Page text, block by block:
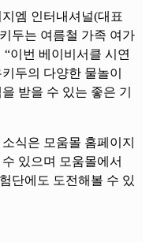
엠 인터내셔널(대표
두는 여름철 가족 여가
이번 베이비서클 시연
두의 다양한 물놀이
받을 수 있는 좋은 기
식은 모움몰 홈페이지
있으며 모움몰에서
단에도 도전해볼 수 있